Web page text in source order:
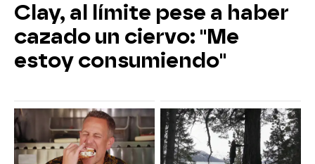
Clay, al límite pese a haber
cazado un ciervo: "Me
estoy consumiendo"